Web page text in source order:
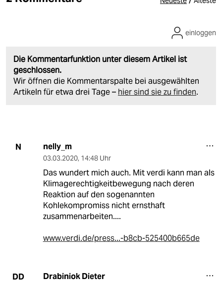
Die Kommentarfunktion unter diesem Artikel ist
geschlossen.
Wir öffnen die Kommentarspalte bei ausgewählten
Artikeln für etwa drei Tage – hier sind sie zu finden.
einloggen
N nelly_m
03.03.2020, 14:48 Uhr
Das wundert mich auch. Mit verdi kann man als
Klimagerechtigkeitbewegung nach deren
Reaktion auf den sogenannten
Kohlekompromiss nicht ernsthaft
zusammenarbeiten....
www.verdi.de/press...-b8cb-525400b665de
DD Drabiniok Dieter